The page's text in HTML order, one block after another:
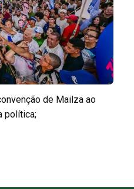
de Mailza ao
política;